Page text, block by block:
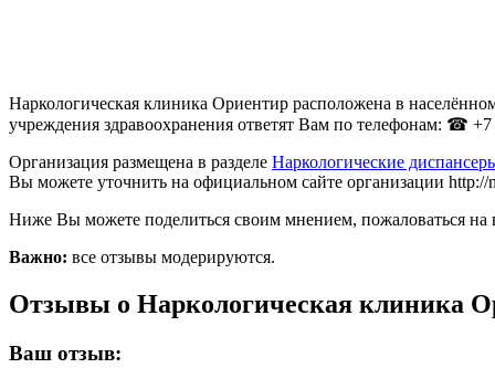
Наркологическая клиника Ориентир расположена в
учреждения здравоохранения ответят Вам по телефонам: ☎
Организация размещена в разделе Наркологические
Вы можете уточнить на официальном сайте организации http://
Ниже Вы можете поделиться своим мнением, пожаловаться на
Важно: все отзывы модерируются.
Отзывы о Наркологическая клиника
Ваш отзыв: